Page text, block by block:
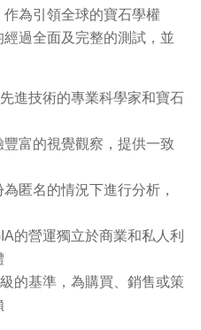
為引領全球的寶石學權
過全面及完整的測試，並
進技術的專業科學家和寶石
富的視覺觀察，提供一致
匿名的情況下進行分析，
的營運獨立於商業和私人利
的基準，為購買、銷售或策